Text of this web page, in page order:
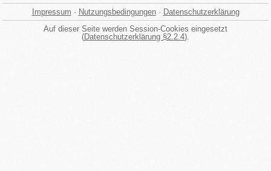
Impressum · Nutzungsbedingungen· Datenschutzerklärung
Auf dieser Seite werden Session-Cookies eingesetzt
(Datenschutzerklärung §2.2.4).